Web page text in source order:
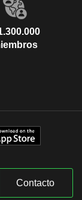
Contacto